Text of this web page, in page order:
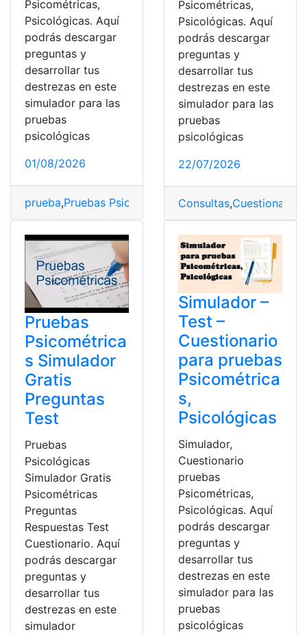
Psicométricas,
Psicológicas. Aquí
podrás descargar
preguntas y
desarrollar tus
destrezas en este
simulador para las
pruebas
psicológicas
01/08/2026
prueba,Pruebas Psicométricas,psicológicas,Simulador
Psicométricas,
Psicológicas. Aquí
podrás descargar
preguntas y
desarrollar tus
destrezas en este
simulador para las
pruebas
psicológicas
22/07/2026
Consultas,Cuestionarios
Pruebas
Psicométrica
s Simulador
Gratis
Preguntas
Test
Pruebas
Psicológicas
Simulador Gratis
Psicométricas
Preguntas
Respuestas Test
Cuestionario. Aquí
podrás descargar
preguntas y
desarrollar tus
destrezas en este
simulador
Simulador –
Test –
Cuestionario
para pruebas
Psicométrica
s,
Psicológicas
Simulador,
Cuestionario
pruebas
Psicométricas,
Psicológicas. Aquí
podrás descargar
preguntas y
desarrollar tus
destrezas en este
simulador para las
pruebas
psicológicas